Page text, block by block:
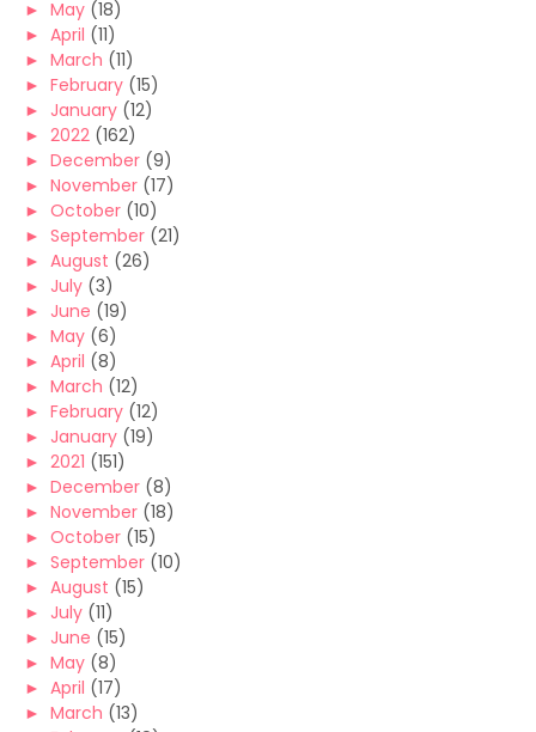
► May (18)
► April (11)
► March (11)
► February (15)
► January (12)
► 2022 (162)
► December (9)
► November (17)
► October (10)
► September (21)
► August (26)
► July (3)
► June (19)
► May (6)
► April (8)
► March (12)
► February (12)
► January (19)
► 2021 (151)
► December (8)
► November (18)
► October (15)
► September (10)
► August (15)
► July (11)
► June (15)
► May (8)
► April (17)
► March (13)